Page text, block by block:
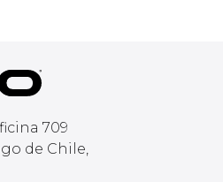
709
de Chile,